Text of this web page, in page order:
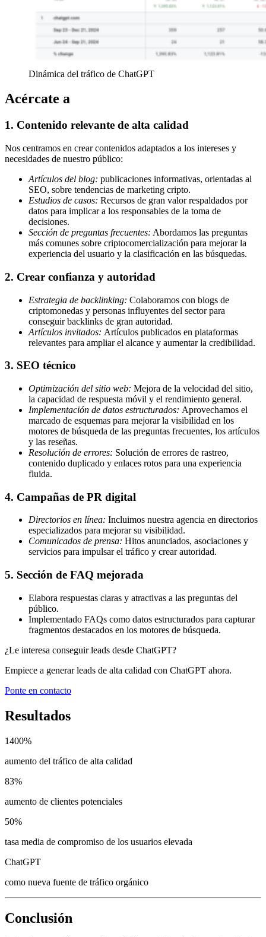
Dinámica del tráfico de ChatGPT
Acércate a
1. Contenido relevante de alta calidad
Nos centramos en crear contenidos adaptados a los intereses y
necesidades de nuestro público:
Artículos del blog: publicaciones informativas, orientadas al
SEO, sobre tendencias de marketing cripto.
Estudios de casos: Recursos de gran valor respaldados por
datos para implicar a los responsables de la toma de
decisiones.
Sección de preguntas frecuentes: Abordamos las preguntas
más comunes sobre criptocomercialización para mejorar la
experiencia del usuario y la clasificación en las búsquedas.
2. Crear confianza y autoridad
Estrategia de backlinking: Colaboramos con blogs de
criptomonedas y personas influyentes del sector para
conseguir backlinks de gran autoridad.
Artículos invitados: Artículos publicados en plataformas
relevantes para ampliar el alcance y aumentar la credibilidad.
3. SEO técnico
Optimización del sitio web: Mejora de la velocidad del sitio,
la capacidad de respuesta móvil y el rendimiento general.
Implementación de datos estructurados: Aprovechamos el
marcado de esquemas para mejorar la visibilidad en los
motores de búsqueda de las preguntas frecuentes, los artículos
y las reseñas.
Resolución de errores: Solución de errores de rastreo,
contenido duplicado y enlaces rotos para una experiencia
fluida.
4. Campañas de PR digital
Directorios en línea: Incluimos nuestra agencia en directorios
especializados para mejorar su visibilidad.
Comunicados de prensa: Hitos anunciados, asociaciones y
servicios para impulsar el tráfico y crear autoridad.
5. Sección de FAQ mejorada
Elabora respuestas claras y atractivas a las preguntas del
público.
Implementado FAQs como datos estructurados para capturar
fragmentos destacados en los motores de búsqueda.
¿Le interesa conseguir leads desde ChatGPT?
Empiece a generar leads de alta calidad con ChatGPT ahora.
Ponte en contacto
Resultados
1400%
aumento del tráfico de alta calidad
83%
aumento de clientes potenciales
50%
tasa media de compromiso de los usuarios elevada
ChatGPT
como nueva fuente de tráfico orgánico
Conclusión